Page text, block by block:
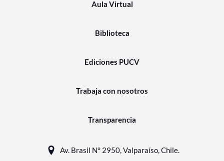
Aula Virtual
Biblioteca
Ediciones PUCV
Trabaja con nosotros
Transparencia
Av. Brasil N° 2950, Valparaíso, Chile.